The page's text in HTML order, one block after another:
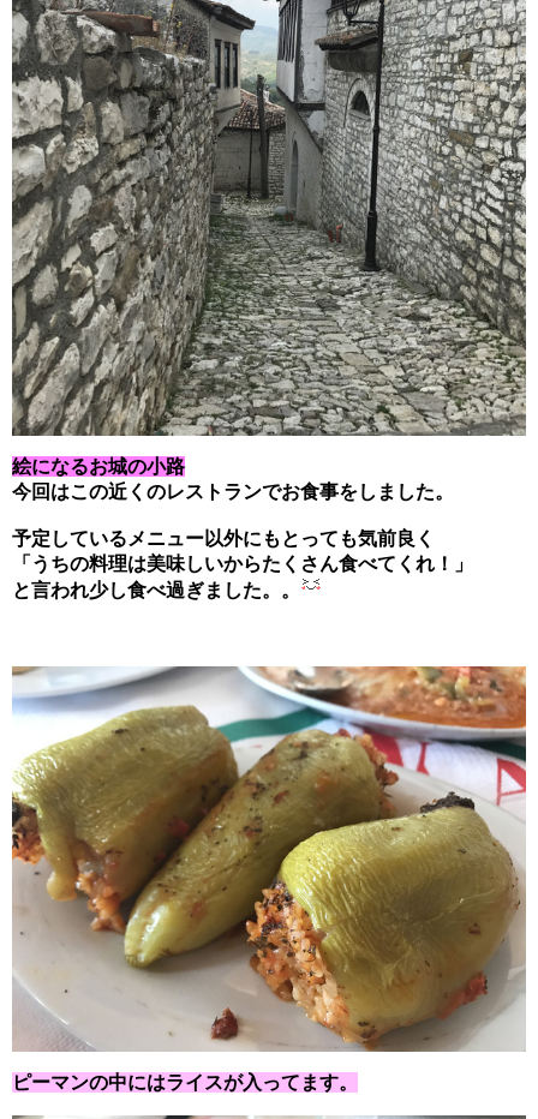
絵になるお城の小路
今回はこの近くのレストランでお食事をしました。
予定しているメニュー以外にもとっても気前良く
「うちの料理は美味しいからたくさん食べてくれ！」
と言われ少し食べ過ぎました。。
ピーマンの中にはライスが入ってます。